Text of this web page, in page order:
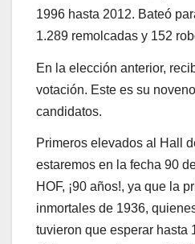
1996 hasta 2012. Bateó
1.289 remolcadas y 152
En la elección anterior,
votación. Este es su
candidatos.
Primeros elevados al Hall
estaremos en la fecha 90
HOF, ¡90 años!, ya que la
inmortales de 1936,
tuvieron que esperar hasta